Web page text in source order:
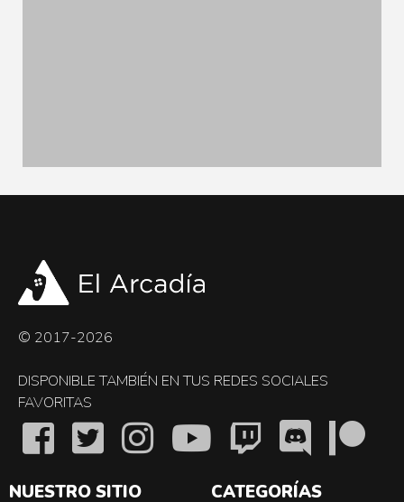
© 2017-2026
DISPONIBLE TAMBIÉN EN TUS REDES SOCIALES
FAVORITAS
NUESTRO SITIO CATEGORÍAS